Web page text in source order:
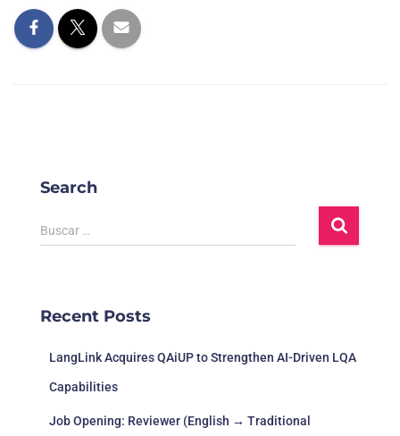
Search
Buscar …
Recent Posts
LangLink Acquires QAiUP to Strengthen AI-Driven LQA
Capabilities
Job Opening: Reviewer (English → Traditional